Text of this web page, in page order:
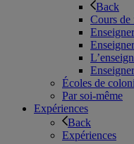
Back
Cours de
Écoles de
Par soi-même
Expériences
Back
Expériences